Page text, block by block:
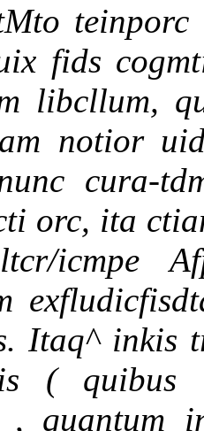
teinporc
fids
libcllum,
notior
cura-
orc, ita
icmpe
Itaq^ inkis
( quibus
, quantum